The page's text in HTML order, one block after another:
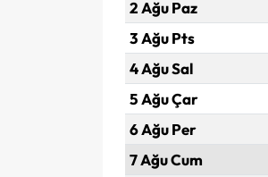
2 Ağu Paz
3 Ağu Pts
4 Ağu Sal
5 Ağu Çar
6 Ağu Per
7 Ağu Cum